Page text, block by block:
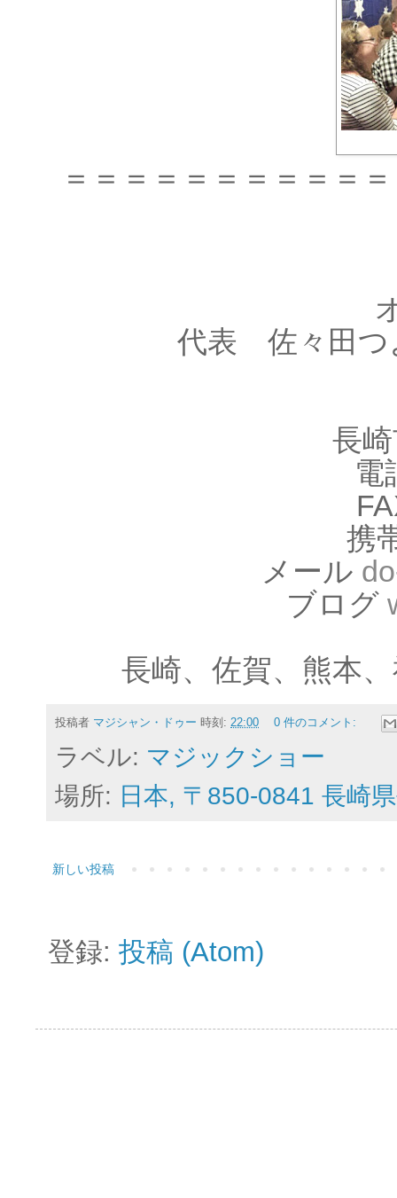
＝＝＝＝＝＝＝＝＝＝
代表 佐々田つ
長
電
携
メール
ブログ
長崎、佐賀、熊本
投稿者 マジシャン・ドゥー 時刻: 22:00 0 件のコメント:
ラベル: マジックショー
場所: 日本, 〒850-0841 長崎
新しい投稿
登録: 投稿 (Atom)